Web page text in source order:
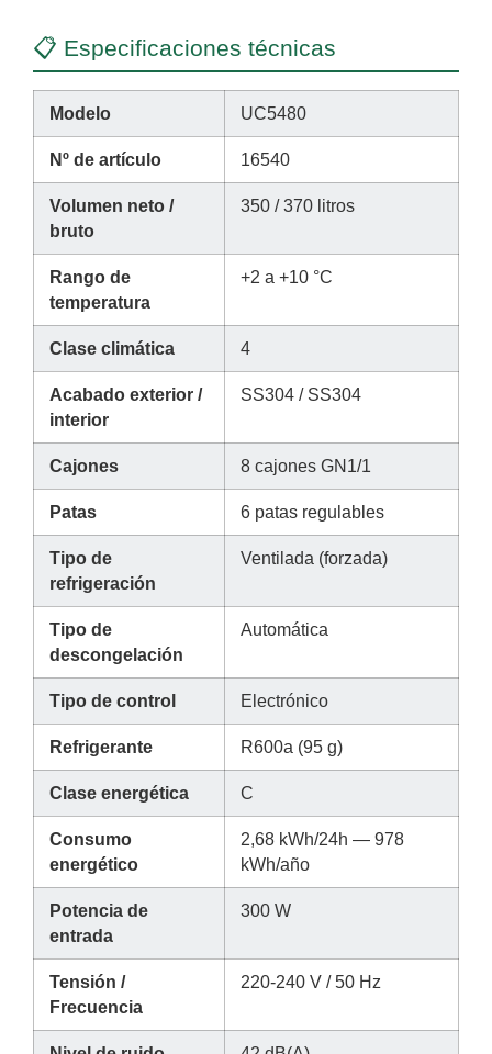
📋 Especificaciones técnicas
Modelo UC5480
Nº de artículo 16540
Volumen neto /
bruto
350 / 370 litros
Rango de
temperatura
+2 a +10 °C
Clase climática 4
Acabado exterior /
interior
SS304 / SS304
Cajones 8 cajones GN1/1
Patas 6 patas regulables
Tipo de
refrigeración
Ventilada (forzada)
Tipo de
descongelación
Automática
Tipo de control Electrónico
Refrigerante R600a (95 g)
Clase energética C
Consumo
energético
2,68 kWh/24h — 978
kWh/año
Potencia de
entrada
300 W
Tensión /
Frecuencia
220-240 V / 50 Hz